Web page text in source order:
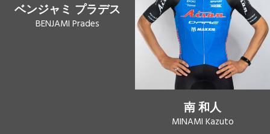
ベンジャミ プラデス
BENJAMI Prades
南 和人
MINAMI Kazuto